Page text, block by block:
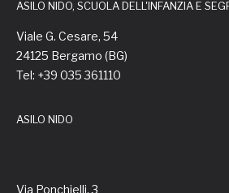
ASILO NIDO, SCUOLA DELL'INFANZIA E
Viale G. Cesare, 54
24125 Bergamo (BG)
Tel: +39 035 361110
ASILO NIDO
Via Ponchielli, 3